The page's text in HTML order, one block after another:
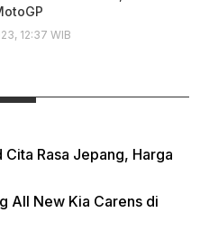
12:37 WIB
Rasa Jepang, Harga
All New Kia Carens di